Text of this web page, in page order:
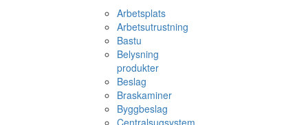
Arbetsplats
Arbetsutrustning
Bastu
Belysning
produkter
Beslag
Braskaminer
Byggbeslag
Centralsugsystem